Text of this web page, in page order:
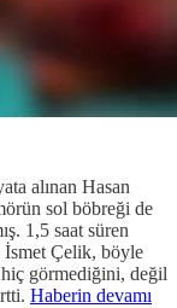
alınan Hasan
sol böbreği de
1,5 saat süren
Çelik, böyle
görmediğini, değil
Haberin devamı